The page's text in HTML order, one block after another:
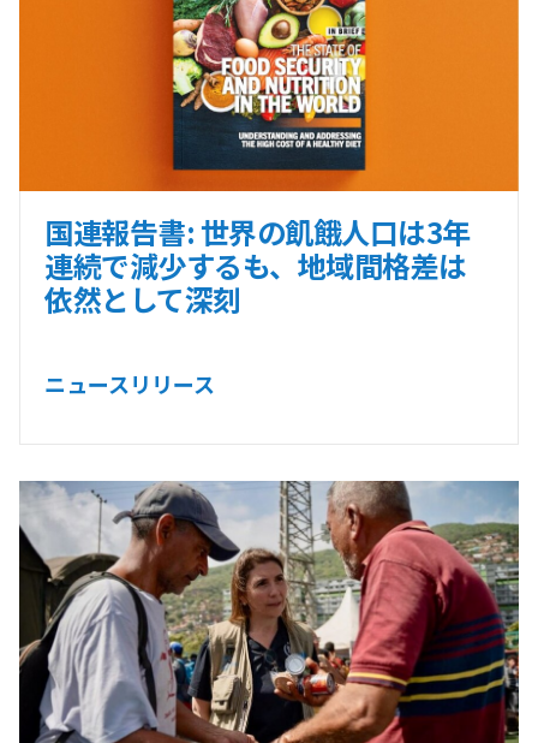
国連報告書: 世界の飢餓人口は3年
連続で減少するも、地域間格差は
依然として深刻
ニュースリリース